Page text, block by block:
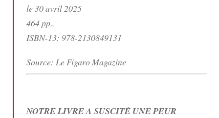
le 30 avril 2025
464 pp.,
ISBN-13: 978-2130849131
Source: Le Figaro Magazine
NOTRE LIVRE A SUSCITÉ UNE PEUR